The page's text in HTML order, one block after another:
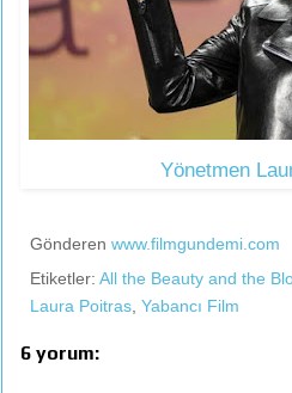
Yönetmen
Gönderen www.filmgundemi.com
Etiketler: All the Beauty and the
Laura Poitras, Yabancı Film
6 yorum: